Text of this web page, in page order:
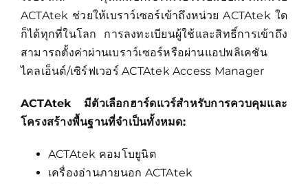
ACTAtek ช่วยให้เบราว์เซอร์เข้าถึงหน่วย ACTAtek ใด
ก็ได้ทุกที่ในโลก การลงทะเบียนผู้ใช้และสิทธิ์การเข้าถึง
สามารถตั้งค่าผ่านเบราว์เซอร์หรือผ่านแอปพลิเคชัน
ไคลเอ็นต์/เซิร์ฟเวอร์ ACTAtek Access Manager
ACTAtek มีตัวเลือกฮาร์ดแวร์สำหรับการควบคุมและ
โครงสร้างพื้นฐานที่จำเป็นทั้งหมด:
ACTAtek คอมโบยูนิต
เครื่องอ่านภายนอก ACTAtek